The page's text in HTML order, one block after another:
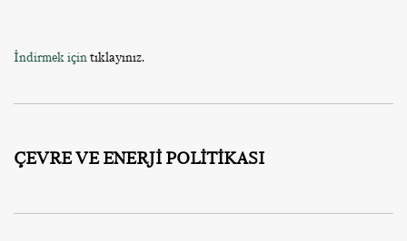
İndirmek içintıklayınız.
ÇEVRE VE ENERJİ POLİTİKASI